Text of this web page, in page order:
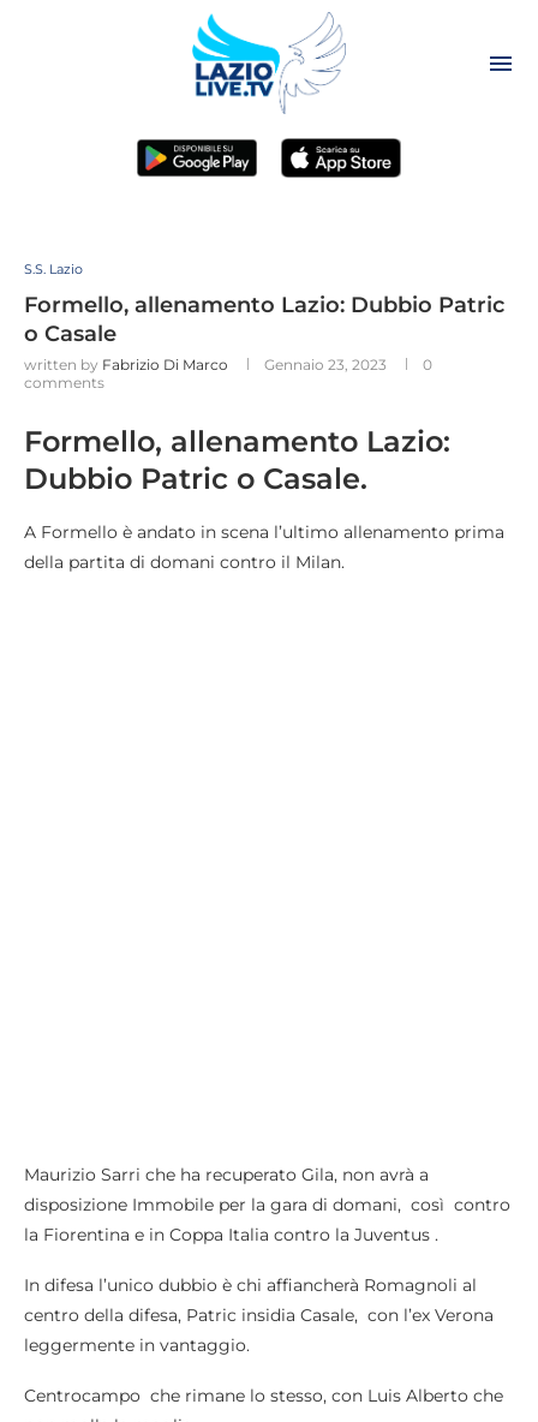
S.S. Lazio
Formello, allenamento Lazio: Dubbio Patric
o Casale
written by Fabrizio Di Marco Gennaio 23, 2023
0
comments
Formello, allenamento Lazio:
Dubbio Patric o Casale.
A Formello è andato in scena l’ultimo allenamento prima
della partita di domani contro il Milan.
Maurizio Sarri che ha recuperato Gila, non avrà a
disposizione Immobile per la gara di domani, così contro
la Fiorentina e in Coppa Italia contro la Juventus .
In difesa l’unico dubbio è chi affiancherà Romagnoli al
centro della difesa, Patric insidia Casale, con l’ex Verona
leggermente in vantaggio.
Centrocampo che rimane lo stesso, con Luis Alberto che